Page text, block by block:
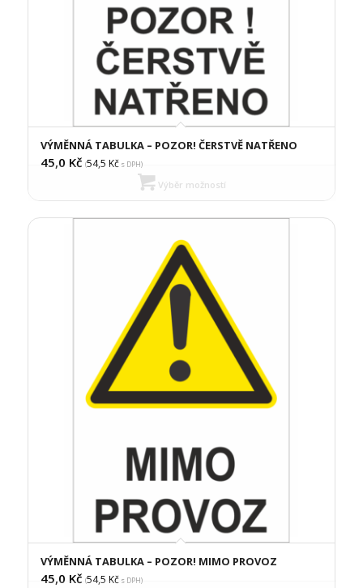
VÝMĚNNÁ TABULKA – POZOR! ČERSTVĚ NATŘENO
45,0 Kč (54,5 Kčs DPH)
Výběr možností
VÝMĚNNÁ TABULKA – POZOR! MIMO PROVOZ
45,0 Kč (54,5 Kčs DPH)